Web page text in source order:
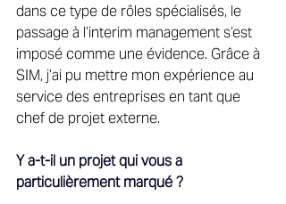
dans ce type de rôles spécialisés, le
passage à l’interim management s’est
imposé comme une évidence. Grâce à
SIM, j’ai pu mettre mon expérience au
service des entreprises en tant que
chef de projet externe.
Y a-t-il un projet qui vous a
particulièrement marqué ?